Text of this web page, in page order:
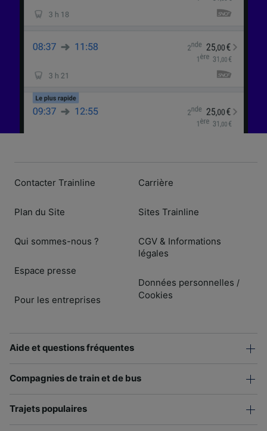
Contacter Trainline
Plan du Site
Qui sommes-nous ?
Espace presse
Pour les entreprises
Carrière
Sites Trainline
CGV & Informations
légales
Données personnelles /
Cookies
Aide et questions fréquentes
Compagnies de train et de bus
Trajets populaires